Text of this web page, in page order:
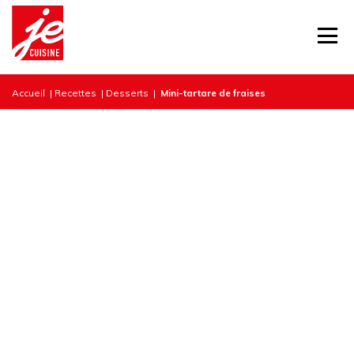
Accueil | Recettes | Desserts | Mini-tartare de fraises